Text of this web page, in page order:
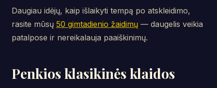
Daugiau idėjų, kaip išlaikyti tempą po atskleidimo,
rasite mūsų 50 gimtadienio žaidimų — daugelis veikia
patalpose ir nereikalauja paaiškinimų.
Penkios klasikinės klaidos